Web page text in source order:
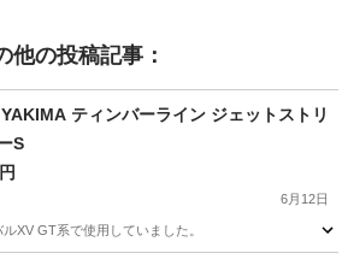
他の投稿記事：
ティンバーライン ジェットストリ
S
6月12日
XV GT系で使用していました。